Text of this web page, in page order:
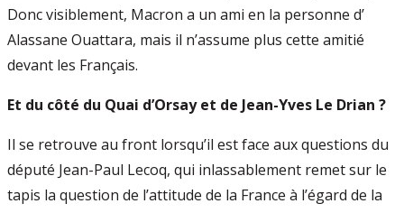
Donc visiblement, Macron a un ami en la personne d’
Alassane Ouattara, mais il n’assume plus cette amitié
devant les Français.
Et du côté du Quai d’Orsay et de Jean-Yves Le Drian ?
Il se retrouve au front lorsqu’il est face aux questions du
député Jean-Paul Lecoq, qui inlassablement remet sur le
tapis la question de l’attitude de la France à l’égard de la